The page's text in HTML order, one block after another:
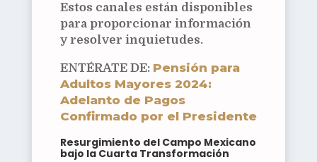
Estos canales están disponibles
para proporcionar información
y resolver inquietudes.
ENTÉRATE DE: Pensión para
Adultos Mayores 2024:
Adelanto de Pagos
Confirmado por el Presidente
Resurgimiento del Campo Mexicano
bajo la Cuarta Transformación